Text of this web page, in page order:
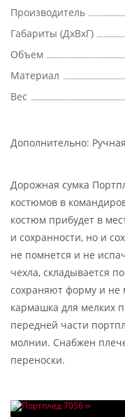
Производитель
Габариты (ДхВхГ)
Объем
Материал
Вес
Дополнительно:
Дорожная сумка
костюмов в
костюм прибудет в
и сохранности, но и
не помнется и не
чехла, складывается
сохраняют форму и не
кармашка для мелких
передней части
молнии. Снабжен
переноски.